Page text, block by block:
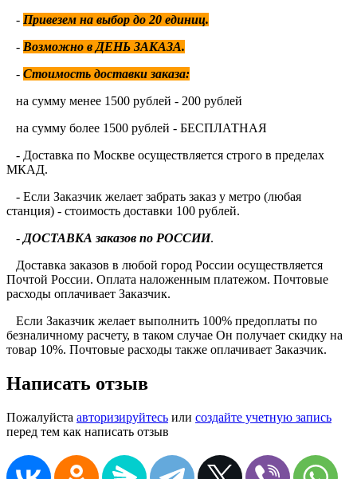
- Привезем на выбор до 20 единиц.
- Возможно в ДЕНЬ ЗАКАЗА.
- Стоимость доставки заказа:
на сумму менее 1500 рублей - 200 рублей
на сумму более 1500 рублей - БЕСПЛАТНАЯ
- Доставка по Москве осуществляется строго в пределах
МКАД.
- Если Заказчик желает забрать заказ у метро (любая
станция) - стоимость доставки 100 рублей.
- ДОСТАВКА заказов по РОССИИ.
Доставка заказов в любой город России осуществляется
Почтой России. Оплата наложенным платежом. Почтовые
расходы оплачивает Заказчик.
Если Заказчик желает выполнить 100% предоплаты по
безналичному расчету, в таком случае Он получает скидку на
товар 10%. Почтовые расходы также оплачивает Заказчик.
Написать отзыв
Пожалуйста авторизируйтесь или создайте учетную запись
перед тем как написать отзыв